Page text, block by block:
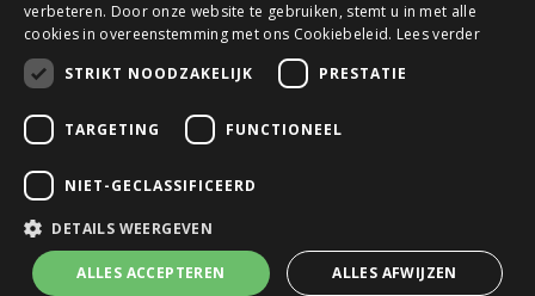
Tuincentrum Bloemist Kamerplanten Kunstbloemen
Buitenplanten
Tuinmeubelen
© GroenRijk Den Bosch
Tuincentrum Overzicht
Algemene voorwaarden
verbeteren. Door onze website te gebruiken, stemt u in met alle
cookies in overeenstemming met ons Cookiebeleid. Lees verder
STRIKT NOODZAKELIJK
PRESTATIE
TARGETING FUNCTIONEEL
NIET-GECLASSIFICEERD
DETAILS WEERGEVEN
ALLES ACCEPTEREN ALLES AFWIJZEN